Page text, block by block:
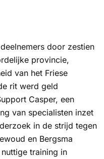
door zestien
provincie,
van het Friese
rit werd geld
Casper, een
van specialisten inzet
in de strijd tegen
en Bergsma
training in